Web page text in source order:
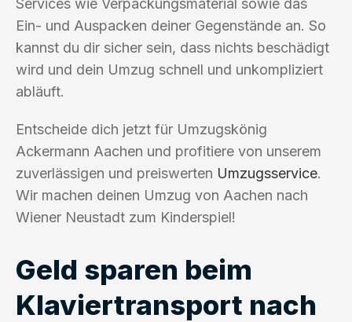
Services wie Verpackungsmaterial sowie das
Ein- und Auspacken deiner Gegenstände an. So
kannst du dir sicher sein, dass nichts beschädigt
wird und dein Umzug schnell und unkompliziert
abläuft.
Entscheide dich jetzt für Umzugskönig
Ackermann Aachen und profitiere von unserem
zuverlässigen und preiswerten Umzugsservice.
Wir machen deinen Umzug von Aachen nach
Wiener Neustadt zum Kinderspiel!
Geld sparen beim
Klaviertransport nach